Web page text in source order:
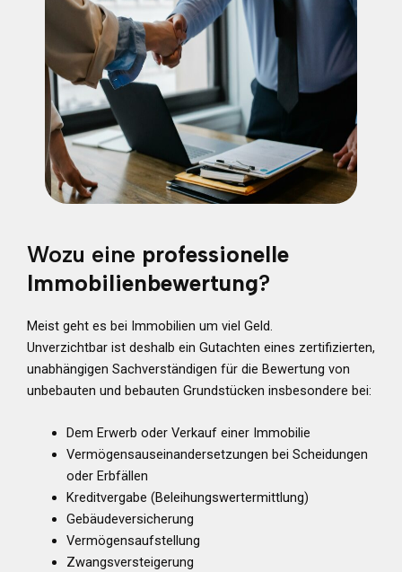
Wozu eine professionelle
Immobilienbewertung?
Meist geht es bei Immobilien um viel Geld.
Unverzichtbar ist deshalb ein Gutachten eines zertifizierten,
unabhängigen Sachverständigen für die Bewertung von
unbebauten und bebauten Grundstücken insbesondere bei:
Dem Erwerb oder Verkauf einer Immobilie
Vermögensauseinandersetzungen bei Scheidungen
oder Erbfällen
Kreditvergabe (Beleihungswertermittlung)
Gebäudeversicherung
Vermögensaufstellung
Zwangsversteigerung